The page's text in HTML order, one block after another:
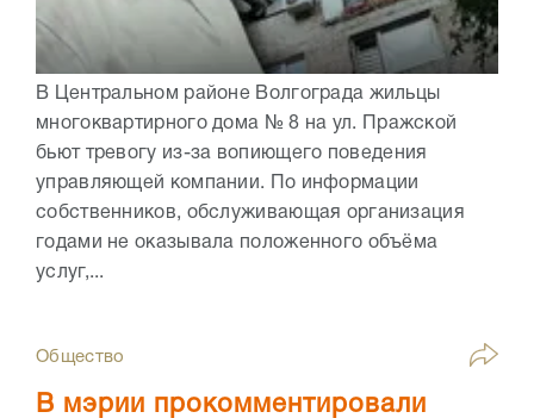
В Центральном районе Волгограда жильцы
многоквартирного дома № 8 на ул. Пражской
бьют тревогу из-за вопиющего поведения
управляющей компании. По информации
собственников, обслуживающая организация
годами не оказывала положенного объёма
услуг,...
Общество
В мэрии прокомментировали